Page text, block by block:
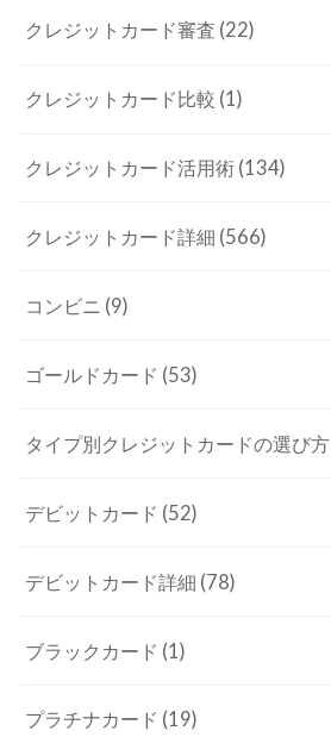
クレジットカード審査 (22)
クレジットカード比較 (1)
クレジットカード活用術 (134)
クレジットカード詳細 (566)
コンビニ (9)
ゴールドカード (53)
タイプ別クレジットカードの選び方
デビットカード (52)
デビットカード詳細 (78)
ブラックカード (1)
プラチナカード (19)